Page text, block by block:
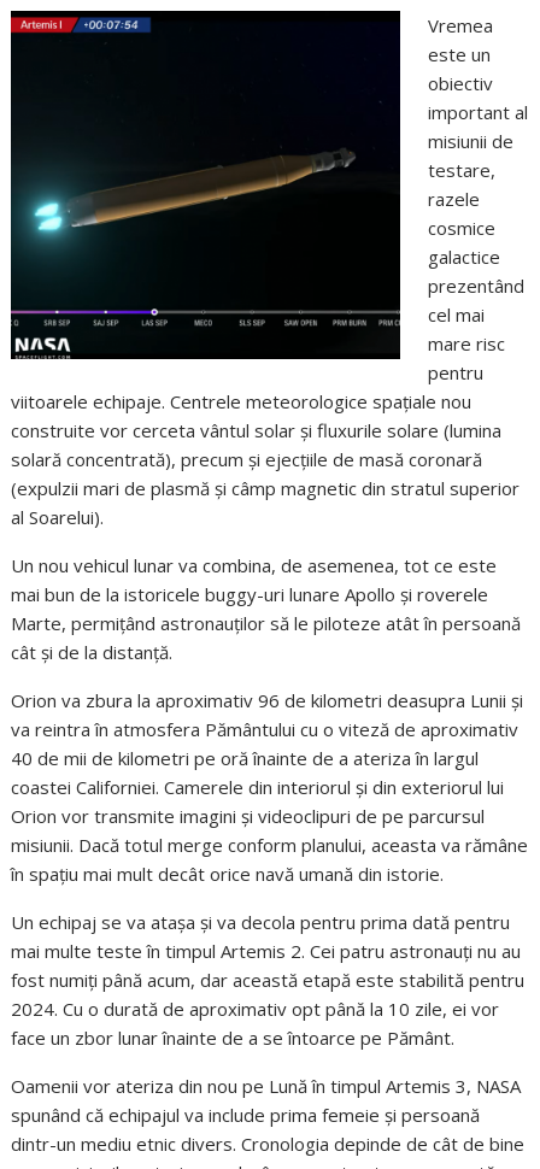
Vremea
este un
obiectiv
important al
misiunii de
testare,
razele
cosmice
galactice
prezentând
cel mai
mare risc
pentru
viitoarele echipaje. Centrele meteorologice spațiale nou
construite vor cerceta vântul solar și fluxurile solare (lumina
solară concentrată), precum și ejecțiile de masă coronară
(expulzii mari de plasmă și câmp magnetic din stratul superior
al Soarelui).
Un nou vehicul lunar va combina, de asemenea, tot ce este
mai bun de la istoricele buggy-uri lunare Apollo și roverele
Marte, permițând astronauților să le piloteze atât în persoană
cât și de la distanță.
Orion va zbura la aproximativ 96 de kilometri deasupra Lunii și
va reintra în atmosfera Pământului cu o viteză de aproximativ
40 de mii de kilometri pe oră înainte de a ateriza în largul
coastei Californiei. Camerele din interiorul și din exteriorul lui
Orion vor transmite imagini și videoclipuri de pe parcursul
misiunii. Dacă totul merge conform planului, aceasta va rămâne
în spațiu mai mult decât orice navă umană din istorie.
Un echipaj se va atașa și va decola pentru prima dată pentru
mai multe teste în timpul Artemis 2. Cei patru astronauți nu au
fost numiți până acum, dar această etapă este stabilită pentru
2024. Cu o durată de aproximativ opt până la 10 zile, ei vor
face un zbor lunar înainte de a se întoarce pe Pământ.
Oamenii vor ateriza din nou pe Lună în timpul Artemis 3, NASA
spunând că echipajul va include prima femeie și persoană
dintr-un mediu etnic divers. Cronologia depinde de cât de bine